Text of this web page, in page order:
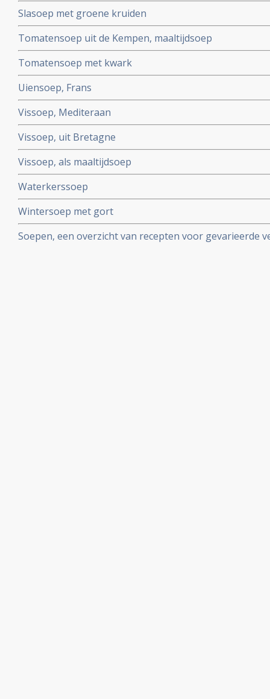
Slasoep met groene kruiden
Tomatensoep uit de Kempen, maaltijdsoep
Tomatensoep met kwark
Uiensoep, Frans
Vissoep, Mediteraan
Vissoep, uit Bretagne
Vissoep, als maaltijdsoep
Waterkerssoep
Wintersoep met gort
Soepen, een overzicht van recepten voor gevarieerde